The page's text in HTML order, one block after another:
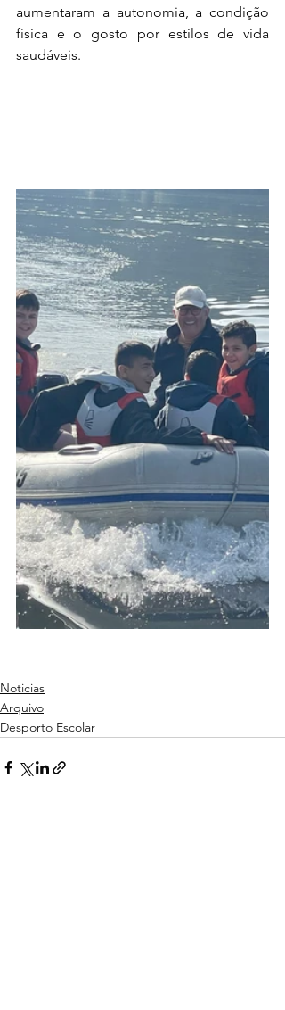
aumentaram a autonomia, a condição
física e o gosto por estilos de vida
saudáveis.
Noticias
Arquivo
Desporto Escolar